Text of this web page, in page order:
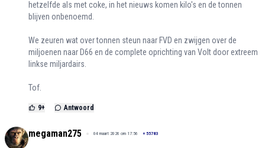
hetzelfde als met coke, in het nieuws komen kilo's en de tonnen
blijven onbenoemd.
We zeuren wat over tonnen steun naar FVD en zwijgen over de
miljoenen naar D66 en de complete oprichting van Volt door extreem
linkse miljardairs.
Tof.
9+ Antwoord
megaman275 04 maart 2026 om 17:56 + 55783